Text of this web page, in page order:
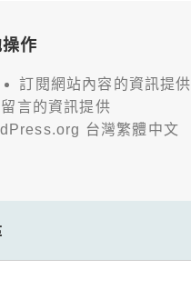
作
訂閱網站內容的資訊提供
言的資訊提供
台灣繁體中文